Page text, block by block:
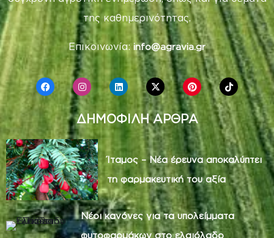
Επικοινωνία:info@agravia.gr
ΔΗΜΟΦΙΛΗ ΑΡΘΡΑ
Ίταμος – Νέα έρευνα αποκαλύπτει
τη φαρμακευτική του αξία
Νέοι κανόνες για τα υπολείμματα
φυτοφαρμάκων στο ελαιόλαδο
Οδηγίες για αίτηση επιδότησης 15%